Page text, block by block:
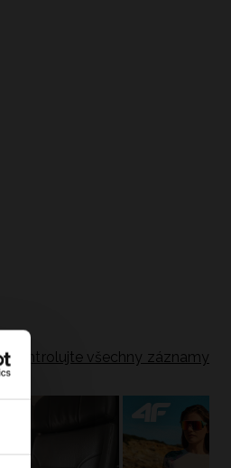
Zkontrolujte všechny záznamy